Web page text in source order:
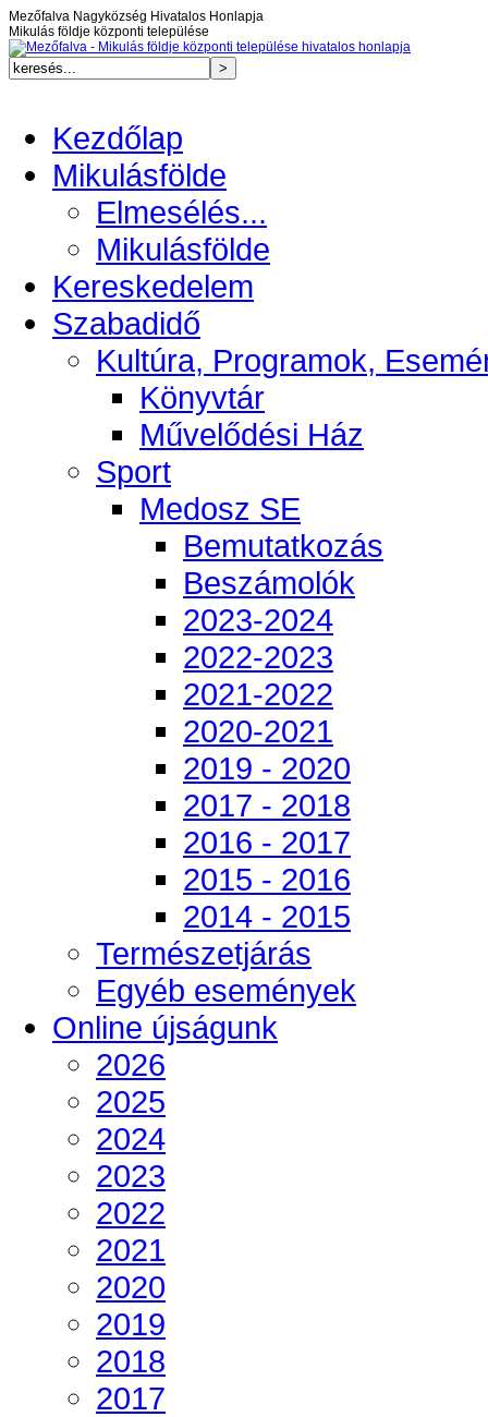
Mezőfalva Nagyközség Hivatalos Honlapja
Mikulás földje központi települése
Kezdőlap
Mikulásfölde
Elmesélés...
Mikulásfölde
Kereskedelem
Szabadidő
Kultúra, Programok,
Könyvtár
Művelődési Ház
Sport
Medosz SE
Bemutatkozás
Beszámolók
2023-2024
2022-2023
2021-2022
2020-2021
2019 - 2020
2017 - 2018
2016 - 2017
2015 - 2016
2014 - 2015
Természetjárás
Egyéb események
Online újságunk
2026
2025
2024
2023
2022
2021
2020
2019
2018
2017